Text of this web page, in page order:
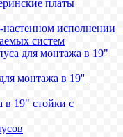
платы
настенном исполнении
систем
для монтажа в 19"
монтажа в 19''
в 19" стойки с